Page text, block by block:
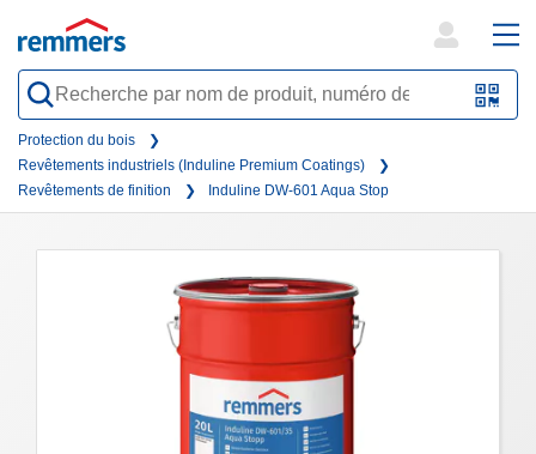
QR-
search
form
Protection du bois
Revêtements industriels (Induline Premium Coatings)
Revêtements de finition
Induline DW-601 Aqua Stop